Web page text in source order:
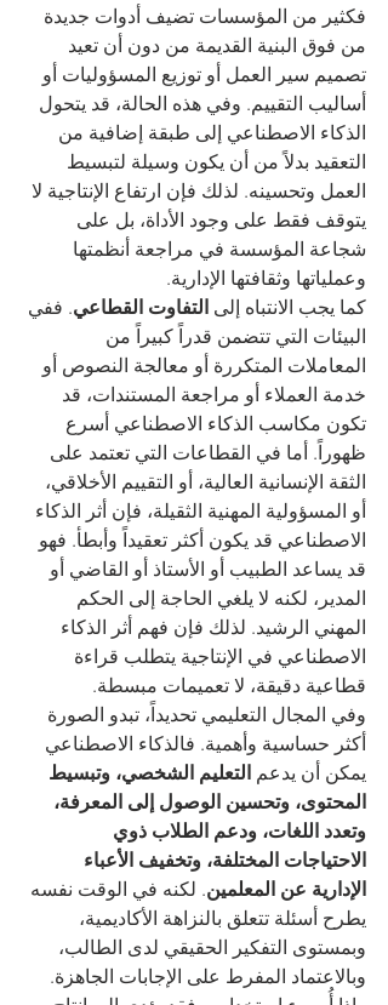
فكثير من المؤسسات تضيف أدوات جديدة
من فوق البنية القديمة من دون أن تعيد
تصميم سير العمل أو توزيع المسؤوليات أو
أساليب التقييم. وفي هذه الحالة، قد يتحول
الذكاء الاصطناعي إلى طبقة إضافية من
التعقيد بدلاً من أن يكون وسيلة لتبسيط
العمل وتحسينه. لذلك فإن ارتفاع الإنتاجية لا
يتوقف فقط على وجود الأداة، بل على
شجاعة المؤسسة في مراجعة أنظمتها
وعملياتها وثقافتها الإدارية.
كما يجب الانتباه إلى التفاوت القطاعي. ففي
البيئات التي تتضمن قدراً كبيراً من
المعاملات المتكررة أو معالجة النصوص أو
خدمة العملاء أو مراجعة المستندات، قد
تكون مكاسب الذكاء الاصطناعي أسرع
ظهوراً. أما في القطاعات التي تعتمد على
الثقة الإنسانية العالية، أو التقييم الأخلاقي،
أو المسؤولية المهنية الثقيلة، فإن أثر الذكاء
الاصطناعي قد يكون أكثر تعقيداً وأبطأ. فهو
قد يساعد الطبيب أو الأستاذ أو القاضي أو
المدير، لكنه لا يلغي الحاجة إلى الحكم
المهني الرشيد. لذلك فإن فهم أثر الذكاء
الاصطناعي في الإنتاجية يتطلب قراءة
قطاعية دقيقة، لا تعميمات مبسطة.
وفي المجال التعليمي تحديداً، تبدو الصورة
أكثر حساسية وأهمية. فالذكاء الاصطناعي
يمكن أن يدعم التعليم الشخصي، وتبسيط
المحتوى، وتحسين الوصول إلى المعرفة،
وتعدد اللغات، ودعم الطلاب ذوي
الاحتياجات المختلفة، وتخفيف الأعباء
الإدارية عن المعلمين. لكنه في الوقت نفسه
يطرح أسئلة تتعلق بالنزاهة الأكاديمية،
وبمستوى التفكير الحقيقي لدى الطالب،
وبالاعتماد المفرط على الإجابات الجاهزة.